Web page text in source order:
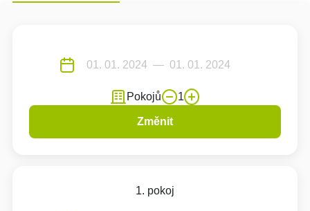
Pokojů 1
Změnit
1. pokoj